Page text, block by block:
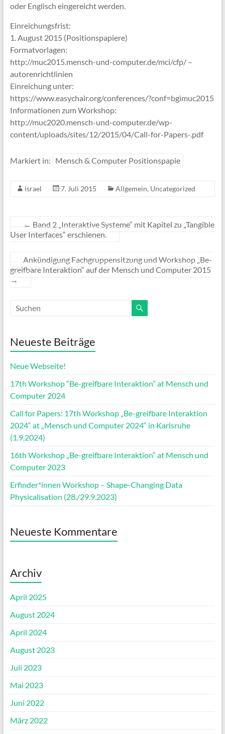
oder Englisch eingereicht werden.
Einreichungsfrist:
1. August 2015 (Positionspapiere)
Formatvorlagen:
http://muc2015.mensch-und-computer.de/mci/cfp/ –
autorenrichtlinien
Einreichung unter:
https://www.easychair.org/conferences/?conf=bgimuc2015
Informationen zum Workshop:
http://muc2020.mensch-und-computer.de/wp-
content/uploads/sites/12/2015/04/Call-for-Papers-.pdf
Markiert in: Mensch & Computer Positionspapie
israel 7. Juli 2015 Allgemein, Uncategorized
← Band 2 „Interaktive Systeme“ mit Kapitel zu „Tangible
User Interfaces“ erschienen.
Ankündigung Fachgruppensitzung und Workshop „Be-
greifbare Interaktion“ auf der Mensch und Computer 2015
→
Neueste Beiträge
Neue Webseite!
17th Workshop “Be-greifbare Interaktion” at Mensch und
Computer 2024
Call for Papers: 17th Workshop „Be-greifbare Interaktion
2024“ at „Mensch und Computer 2024“ in Karlsruhe
(1.9.2024)
16th Workshop „Be-greifbare Interaktion“ at Mensch und
Computer 2023
Erfinder*innen Workshop – Shape-Changing Data
Physicalisation (28./29.9.2023)
Neueste Kommentare
Archiv
April 2025
August 2024
April 2024
August 2023
Juli 2023
Mai 2023
Juni 2022
März 2022